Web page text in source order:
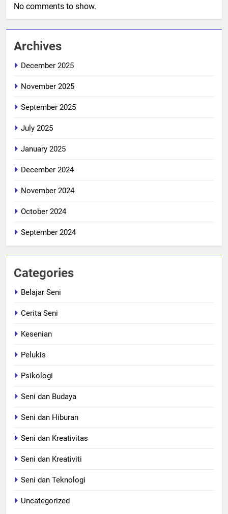
No comments to show.
Archives
December 2025
November 2025
September 2025
July 2025
January 2025
December 2024
November 2024
October 2024
September 2024
Categories
Belajar Seni
Cerita Seni
Kesenian
Pelukis
Psikologi
Seni dan Budaya
Seni dan Hiburan
Seni dan Kreativitas
Seni dan Kreativiti
Seni dan Teknologi
Uncategorized